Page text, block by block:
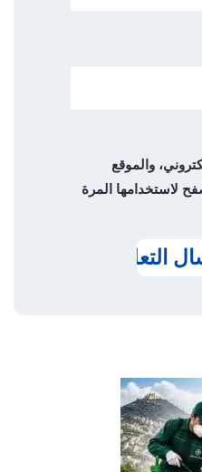
والموقع
لاستخدامها المرة